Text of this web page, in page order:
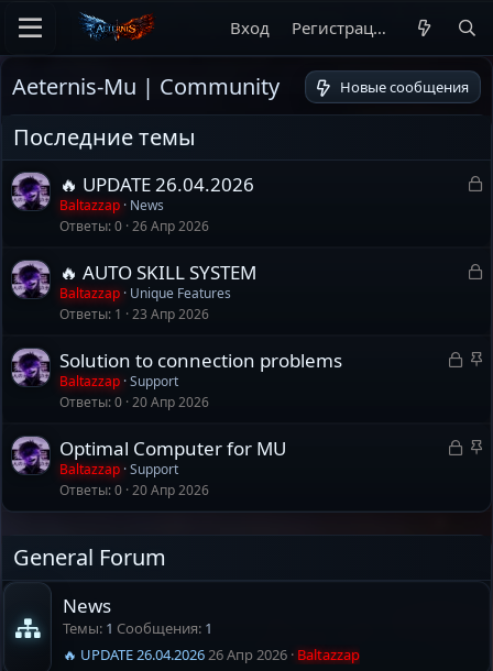
Вход Регистрация
Aeternis-Mu | Community Новые сообщения
Последние темы
З
ы
🔥 UPDATE 26.04.2026
Baltazzap News
Ответы 0 26 Апр 2026
З
ы
🔥 AUTO SKILL SYSTEM
Baltazzap Unique Features
Ответы 1 23 Апр 2026
З
ы
З
е
е
н
Solution to connection problems
Baltazzap Support
Ответы 0 20 Апр 2026
З
р
ы
З
р
л
Optimal Computer for MU
Baltazzap Support
Ответы 0 20 Апр 2026
General Forum
News
Темы 1 Сообщения 1
🔥 UPDATE 26.04.202626 Апр 2026 Baltazzap